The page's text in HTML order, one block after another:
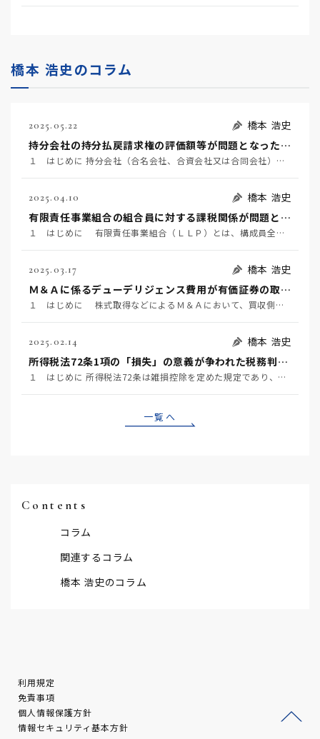
橋本 浩史のコラム
2025.05.22
橋本 浩史
持分会社の持分払戻請求権の評価額等が問題となった事例 ～名古屋地裁令和６年６月２２日判決TAINS Z８８８-２７２０～
１ はじめに 持分会社（合名会社、合資会社又は合同会社）の社員は、死亡によって退社し（会社法６０７条…
2025.04.10
橋本 浩史
有限責任事業組合の組合員に対する課税関係が問題となった事例 ～東京地裁令和６年２月１６日判決TAINS Z888-2712（確定）～
１ はじめに 有限責任事業組合（ＬＬＰ）とは、構成員全員が無限責任を負う民法組合の特例として、「有…
2025.03.17
橋本 浩史
Ｍ＆Ａに係るデューデリジェンス費用が有価証券の取得価額に含まれるか否かが争われた事例 ～国税不服審判所令和6年1月24日裁決～
１ はじめに 株式取得などによるＭ＆Ａにおいて、買収側が対象企業の価値やリスク等を事前に調査するこ…
2025.02.14
橋本 浩史
所得税法72条1項の「損失」の意義が争われた税務判決 ～東京地裁令和6年1月23日判決～
１ はじめに 所得税法72条は雑損控除を定めた規定であり、同条1項は、居住者又はその者と生計を一にす…
一覧へ
Contents
コラム
関連するコラム
橋本 浩史のコラム
利用規定
免責事項
個人情報保護方針
情報セキュリティ基本方針